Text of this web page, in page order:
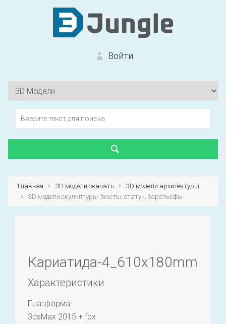
Войти
Первый раз? Зарегистрироваться
Главная 3D модели скачать
3D модели архитектуры
3D модели скульптуры: бюсты, статуи, барельефы
Кариатида-4_610x180mm
Характеристики
Платформа:
3dsMax 2015 + fbx